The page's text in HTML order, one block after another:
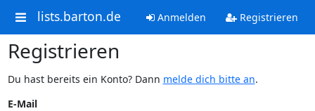
lists.barton.de Anmelden Registrieren
Registrieren
Du hast bereits ein Konto? Dann melde dich bitte an.
E-Mail